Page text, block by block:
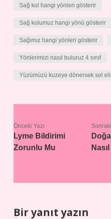
Sağ kol hangi yönleri gösterir
Sağ kolumuz hangi yönü gösterir
Sağımız hangi yönleri gösterir
Yönlerimizi nasıl buluruz 4 sınıf
Yüzümüzü kuzeye dönersek sol
Önceki Yazı
Lyme Bildirimi
Zorunlu Mu
Bir yanıt yazın